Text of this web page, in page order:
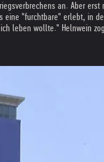
an. Aber
"furchtbare" erlebt, in
leben wollte." Helnwein